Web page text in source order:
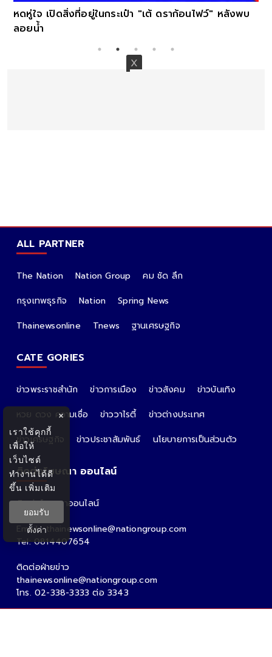
หดหู่ใจ เปิดสิ่งที่อยู่ในกระเป๋า "เต้ ดราก้อนไฟว์" หลังพบ
ลอยน้ำ
ALL PARTNER
The Nation Nation Group
คม ชัด ลึก
กรุงเทพธุรกิจ
Nation
Spring News
Thainewsonline
Tnews ฐานเศรษฐกิจ
CATE GORIES
ข่าวพระราชสำนัก ข่าวการเมือง ข่าวสังคม
ข่าวบันเทิง
หวย ดวง ความเชื่อ
ข่าววาไรตี้
ข่าวต่างประเทศ
ข่าวเศรษฐกิจ
ข่าวประชาสัมพันธ์ นโยบายการเป็นส่วนตัว
ติดต่อโฆษณา ออนไลน์
ติดต่อโฆษณาออนไลน์
คุณอ้อ
Email : thainewsonline@nationgroup.com
Tel: 0814407654
ติดต่อฝ่ายข่าว
thainewsonline@nationgroup.com
โทร. 02-338-3333 ต่อ 3343
×
เราใช้คุกกี้
เพื่อให้
เว็บไซต์
ทำงานได้ดี
ขึ้น เพิ่มเติม
ยอมรับ
ตั้งค่า